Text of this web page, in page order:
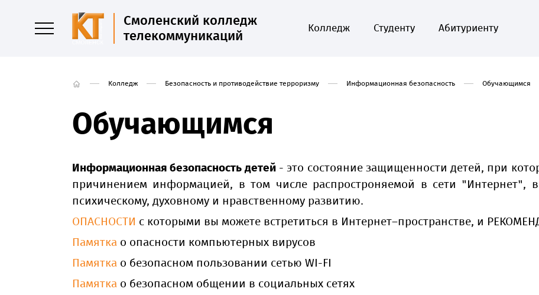
Смоленский колледж
телекоммуникаций
Колледж Студенту Абитуриенту
Колледж Безопасность и противодействие терроризму Информационная безопасность Обучающимся
Обучающимся
Информационная безопасность детей- это состояние защищенности детей, при
причинением информацией, в том числе распростроняемой в сети "Интернет",
психическому, духовному и нравственному развитию.
ОПАСНОСТИ с которыми вы можете встретиться в Интернет–пространстве, и
Памятка о опасности компьютерных вирусов
Памятка о безопасном пользовании сетью WI-FI
Памятка о безопасном общении в социальных сетях